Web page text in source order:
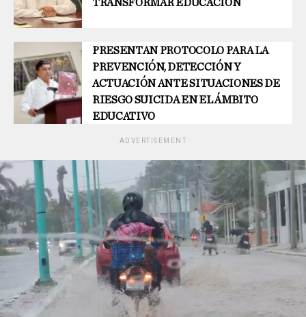
TRANSFORMAR EDUCACIÓN
PRESENTAN PROTOCOLO PARA LA
PREVENCIÓN, DETECCIÓN Y
ACTUACIÓN ANTE SITUACIONES DE
RIESGO SUICIDA EN EL ÁMBITO
EDUCATIVO
ADVERTISEMENT